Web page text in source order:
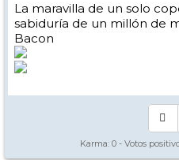
La maravilla de un solo
sabiduría de un millón de
Bacon
Karma: 0 - Votos